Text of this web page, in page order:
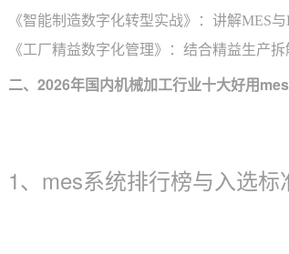
《智能制造数字化转型实战》：讲解MES
《工厂精益数字化管理》：结合精益生产
二、2026年国内机械加工行业十大好用
1、mes系统排行榜与入选标